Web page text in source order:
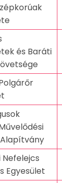
és Baráti
Nefelejcs
Egyesület